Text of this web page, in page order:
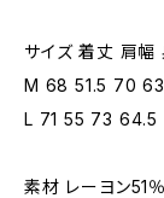
サイズ 着丈 肩幅
M 68 51.5 70
L 71 55 73 64.5
素材 レーヨン51